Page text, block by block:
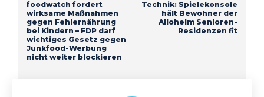
foodwatch fordert
wirksame Maßnahmen
gegen Fehlernährung
bei Kindern – FDP darf
wichtiges Gesetz gegen
Junkfood-Werbung
nicht weiter blockieren
Technik: Spielekonsole
hält Bewohner der
Alloheim Senioren-
Residenzen fit